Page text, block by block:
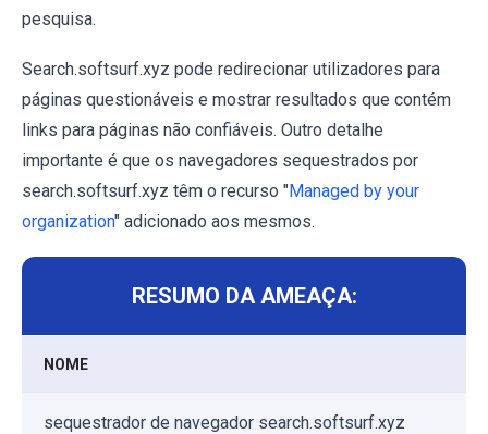
pesquisa.
Search.softsurf.xyz pode redirecionar utilizadores para
páginas questionáveis e mostrar resultados que contém
links para páginas não confiáveis. Outro detalhe
importante é que os navegadores sequestrados por
search.softsurf.xyz têm o recurso "Managed by your
organization" adicionado aos mesmos.
RESUMO DA AMEAÇA:
NOME
sequestrador de navegador search.softsurf.xyz